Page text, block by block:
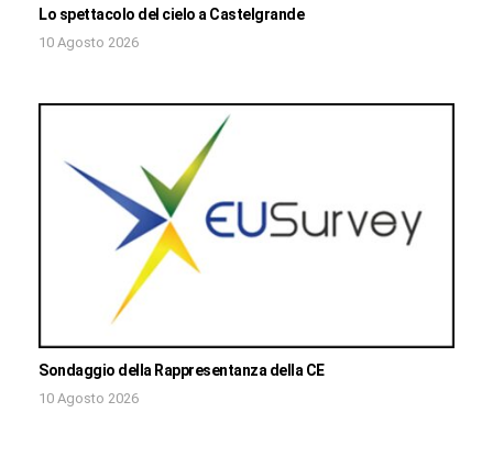
Lo spettacolo del cielo a Castelgrande
10 Agosto 2026
Sondaggio della Rappresentanza della CE
10 Agosto 2026